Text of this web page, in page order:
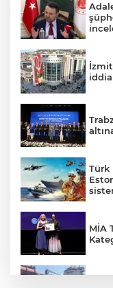
Türk
MİA